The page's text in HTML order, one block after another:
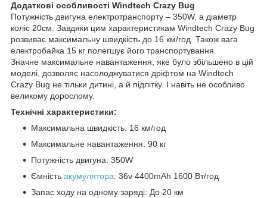
Додаткові особливості Windtech Crazy Bug
Потужність двигуна електротранспорту – 350W, а діаметр
коліс 20см. Завдяки цим характеристикам Windtech Crazy Bug
розвиває максимальну швидкість до 16 км/год. Також вага
електробайка 15 кг полегшує його транспортування.
Значне максимальне навантаження, яке було збільшено в цій
моделі, дозволяє насолоджуватися дріфтом на Windtech
Crazy Bug не тільки дитині, а й підлітку. І навіть не особливо
великому дорослому.
Технічні характеристики:
Максимальна швидкість: 16 км/год
Максимальне навантаження: 90 кг
Потужність двигуна: 350W
Ємність акумулятора: 36v 4400mAh 1600 Вт/год
Запас ходу на одному заряді: До 20 км